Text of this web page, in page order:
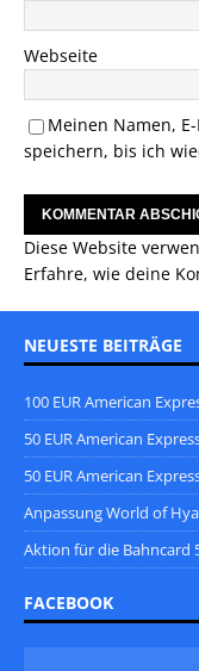
Webseite
Meinen Namen,
speichern, bis ich
Diese Website
Erfahre, wie deine
NEUESTE BEITRÄGE
100 EUR American
50 EUR American
50 EUR American
Anpassung World of
Aktion für die Bahncard
FACEBOOK